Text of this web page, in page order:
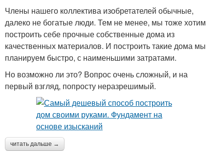
Члены нашего коллектива изобретателей обычные,
далеко не богатые люди. Тем не менее, мы тоже хотим
построить себе прочные собственные дома из
качественных материалов. И построить такие дома мы
планируем быстро, с наименьшими затратами.
Но возможно ли это? Вопрос очень сложный, и на
первый взгляд, попросту неразрешимый.
читать дальше →